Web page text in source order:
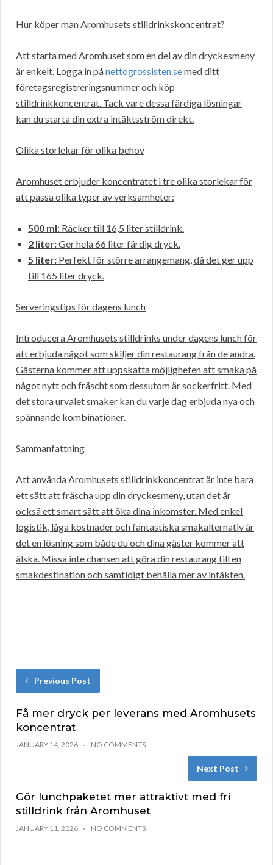
Hur köper man Aromhusets stilldrinkskoncentrat?
Att starta med Aromhuset som en del av din dryckesmeny
är enkelt. Logga in pånettogrossisten.semed ditt
företagsregistreringsnummer och köp
stilldrinkkoncentrat. Tack vare dessa färdiga lösningar
kan du starta din extra intäktsström direkt.
Olika storlekar för olika behov
Aromhuset erbjuder koncentratet i tre olika storlekar för
att passa olika typer av verksamheter:
500 ml: Räcker till 16,5 liter stilldrink.
2 liter:Ger hela 66 liter färdig dryck.
5 liter: Perfekt för större arrangemang, då det ger upp
till 165 liter dryck.
Serveringstips för dagens lunch
Introducera Aromhusets stilldrinks under dagens lunch för
att erbjuda något som skiljer din restaurang från de andra.
Gästerna kommer att uppskatta möjligheten att smaka på
något nytt och fräscht som dessutom är sockerfritt. Med
det stora urvalet smaker kan du varje dag erbjuda nya och
spännande kombinationer.
Sammanfattning
Att använda Aromhusets stilldrinkkoncentrat är inte bara
ett sätt att fräscha upp din dryckesmeny, utan det är
också ett smart sätt att öka dina inkomster. Med enkel
logistik, låga kostnader och fantastiska smakalternativ är
det en lösning som både du och dina gäster kommer att
älska. Missa inte chansen att göra din restaurang till en
smakdestination och samtidigt behålla mer av intäkten.
Previous Post
Få mer dryck per leverans med Aromhusets
koncentrat
JANUARY 14, 2026 NO COMMENTS
Next Post
Gör lunchpaketet mer attraktivt med fri
stilldrink från Aromhuset
JANUARY 11, 2026 NO COMMENTS